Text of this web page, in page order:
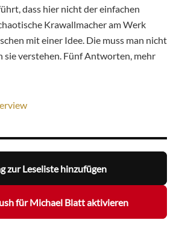
dass hier nicht der einfachen
Krawallmacher am Werk
mit einer Idee. Die muss man nicht
sie verstehen. Fünf Antworten, mehr
zur Leseliste hinzufügen
für Michael Blatt aktivieren